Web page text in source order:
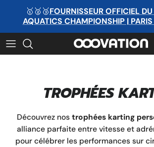
contenu
🥇🥈🥉FOURNISSEUR OFFICIEL
AQUATICS CHAMPIONSHIP |
MÉDAILLE PAR MATIÈRE
MÉDAILLE PAR SPORT
MÉDAILLE PAR SPORT
MÉDAILLE PAR SPORT
TROPHÉE PAR MATIÈRE
TROPHÉE PAR SPORT
TROPHÉE PAR SPORT
Ruban personnalisé
TROPHÉES
Découvrez nos trophées karting
alliance parfaite entre vitesse et
pour célébrer les performances sur